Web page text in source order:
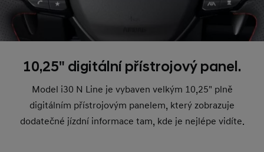
10,25" digitální přístrojový panel.
Model i30 N Line je vybaven velkým 10,25" plně
digitálním přístrojovým panelem, který zobrazuje
dodatečné jízdní informace tam, kde je nejlépe vidíte.